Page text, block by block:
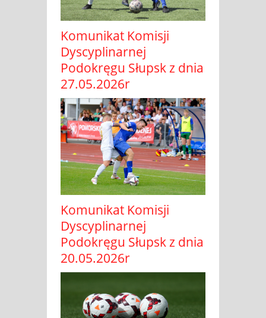
Komunikat Komisji
Dyscyplinarnej
Podokręgu Słupsk z dnia
27.05.2026r
Komunikat Komisji
Dyscyplinarnej
Podokręgu Słupsk z dnia
20.05.2026r